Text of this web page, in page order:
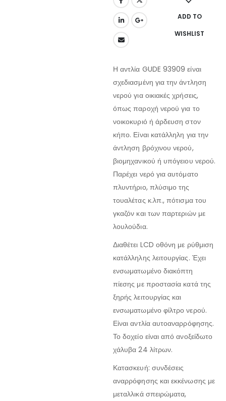
ADD TO
WISHLIST
Η αντλία GUDE 93909 είναι
σχεδιασμένη για την άντληση
νερού για οικιακές χρήσεις,
όπως παροχή νερού για το
νοικοκυριό ή άρδευση στον
κήπο. Είναι κατάλληλη για την
άντληση βρόχινου νερού,
βιομηχανικού ή υπόγειου νερού.
Παρέχει νερό για αυτόματο
πλυντήριο, πλύσιμο της
τουαλέτας κ.λπ., πότισμα του
γκαζόν και των παρτεριών με
λουλούδια.
Διαθέτει LCD οθόνη με ρύθμιση
κατάλληλης λειτουργίας. Έχει
ενσωματωμένο διακόπτη
πίεσης με προστασία κατά της
ξηρής λειτουργίας και
ενσωματωμένο φίλτρο νερού.
Είναι αντλία αυτοαναρρόφησης.
Το δοχείο είναι από ανοξείδωτο
χάλυβα 24 λίτρων.
Κατασκευή: συνδέσεις
αναρρόφησης και εκκένωσης με
μεταλλικά σπειρώματα,